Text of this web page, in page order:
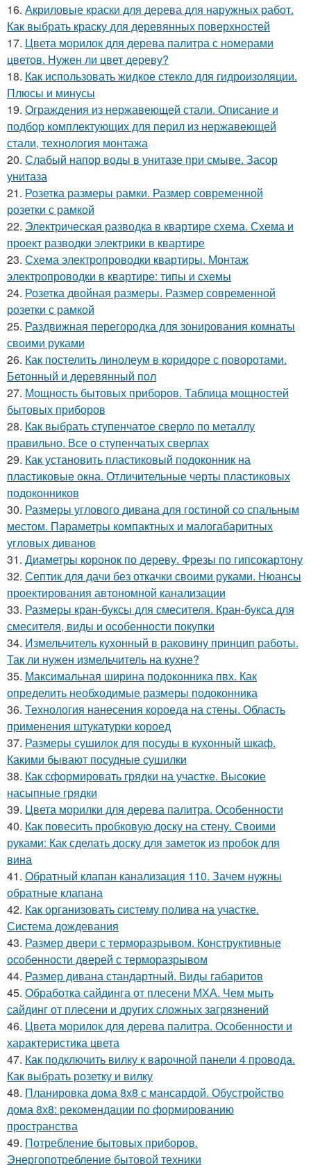
16. Акриловые краски для дерева для наружных работ.
Как выбрать краску для деревянных поверхностей
17. Цвета морилок для дерева палитра с номерами
цветов. Нужен ли цвет дереву?
18. Как использовать жидкое стекло для гидроизоляции.
Плюсы и минусы
19. Ограждения из нержавеющей стали. Описание и
подбор комплектующих для перил из нержавеющей
стали, технология монтажа
20. Слабый напор воды в унитазе при смыве. Засор
унитаза
21. Розетка размеры рамки. Размер современной
розетки с рамкой
22. Электрическая разводка в квартире схема. Схема и
проект разводки электрики в квартире
23. Схема электропроводки квартиры. Монтаж
электропроводки в квартире: типы и схемы
24. Розетка двойная размеры. Размер современной
розетки с рамкой
25. Раздвижная перегородка для зонирования комнаты
своими руками
26. Как постелить линолеум в коридоре с поворотами.
Бетонный и деревянный пол
27. Мощность бытовых приборов. Таблица мощностей
бытовых приборов
28. Как выбрать ступенчатое сверло по металлу
правильно. Все о ступенчатых сверлах
29. Как установить пластиковый подоконник на
пластиковые окна. Отличительные черты пластиковых
подоконников
30. Размеры углового дивана для гостиной со спальным
местом. Параметры компактных и малогабаритных
угловых диванов
31. Диаметры коронок по дереву. Фрезы по гипсокартону
32. Септик для дачи без откачки своими руками. Нюансы
проектирования автономной канализации
33. Размеры кран-буксы для смесителя. Кран-букса для
смесителя, виды и особенности покупки
34. Измельчитель кухонный в раковину принцип работы.
Так ли нужен измельчитель на кухне?
35. Максимальная ширина подоконника пвх. Как
определить необходимые размеры подоконника
36. Технология нанесения короеда на стены. Область
применения штукатурки короед
37. Размеры сушилок для посуды в кухонный шкаф.
Какими бывают посудные сушилки
38. Как сформировать грядки на участке. Высокие
насыпные грядки
39. Цвета морилки для дерева палитра. Особенности
40. Как повесить пробковую доску на стену. Своими
руками: Как сделать доску для заметок из пробок для
вина
41. Обратный клапан канализация 110. Зачем нужны
обратные клапана
42. Как организовать систему полива на участке.
Система дождевания
43. Размер двери с терморазрывом. Конструктивные
особенности дверей с терморазрывом
44. Размер дивана стандартный. Виды габаритов
45. Обработка сайдинга от плесени МХА. Чем мыть
сайдинг от плесени и других сложных загрязнений
46. Цвета морилок для дерева палитра. Особенности и
характеристика цвета
47. Как подключить вилку к варочной панели 4 провода.
Как выбрать розетку и вилку
48. Планировка дома 8х8 с мансардой. Обустройство
дома 8х8: рекомендации по формированию
пространства
49. Потребление бытовых приборов.
Энергопотребление бытовой техники